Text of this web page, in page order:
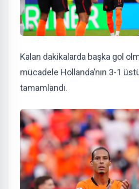
Kalan dakikalarda başka gol
mücadele Hollanda’nın 3-1
tamamlandı.